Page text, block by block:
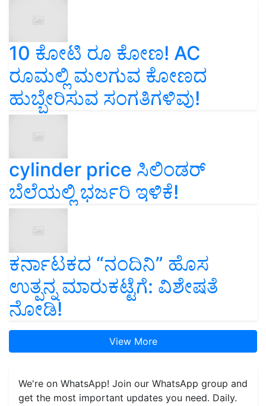
10 ಕೋಟಿ ರೂ ಕೋಣ! AC
ರೂಮಲ್ಲಿ ಮಲಗುವ ಕೋಣದ
ಹುಬ್ಬೇರಿಸುವ ಸಂಗತಿಗಳಿವು!
cylinder price ಸಿಲಿಂಡರ್‌
ಬೆಲೆಯಲ್ಲಿ ಭರ್ಜರಿ ಇಳಿಕೆ!
ಕರ್ನಾಟಕದ “ನಂದಿನಿ” ಹೊಸ
ಉತ್ಪನ್ನ ಮಾರುಕಟ್ಟೆಗೆ: ವಿಶೇಷತೆ
ನೋಡಿ!
View More
We're on WhatsApp! Join our WhatsApp group and
get the most important updates you need. Daily.